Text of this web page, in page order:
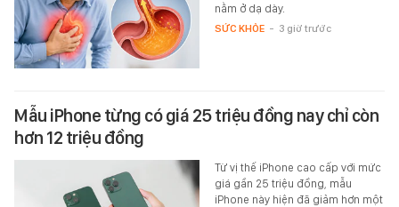
nằm ở dạ dày.
SỨC KHỎE - 3 giờ trước
Mẫu iPhone từng có giá 25 triệu đồng nay chỉ còn
hơn 12 triệu đồng
Từ vị thế iPhone cao cấp với mức
giá gần 25 triệu đồng, mẫu
iPhone này hiện đã giảm hơn một